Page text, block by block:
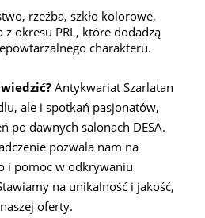
rzeźba, szkło kolorowe,
z okresu PRL, które dodadzą
charakteru.
Antykwariat Szarlatan
ale i spotkań pasjonatów,
po dawnych salonach DESA.
pozwala nam na
i pomoc w odkrywaniu
na unikalność i jakość,
oferty.